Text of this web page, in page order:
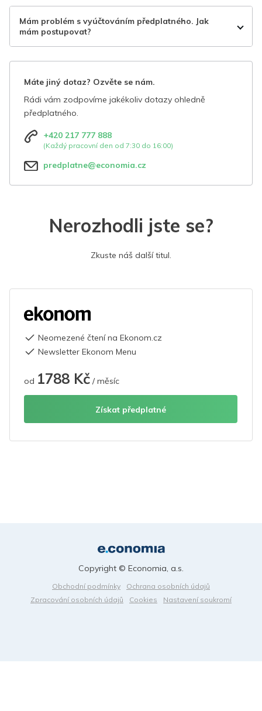
Mám problém s vyúčtováním předplatného. Jak
mám postupovat?
Máte jiný dotaz? Ozvěte se nám.
Rádi vám zodpovíme jakékoliv dotazy ohledně
předplatného.
+420 217 777 888
(Každý pracovní den od 7:30 do 16:00)
predplatne@economia.cz
Nerozhodli jste se?
Zkuste náš další titul.
Neomezené čtení na Ekonom.cz
Newsletter Ekonom Menu
od 1788 Kč / měsíc
Získat předplatné
Obchodní podmínky
Ochrana osobních údajů
Zpracování osobních údajů
Cookies Nastavení soukromí
Copyright © Economia, a.s.